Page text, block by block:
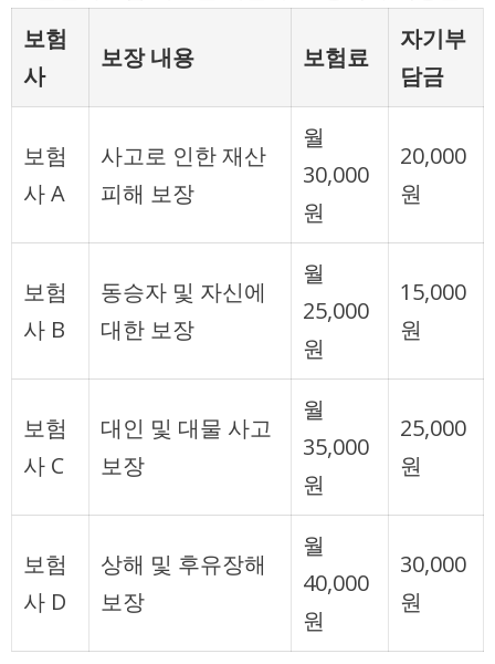
보험
사
보장 내용 보험료
자기부
담금
보험
사 A
사고로 인한 재산
피해 보장
월
30,000
원
20,000
원
보험
사 B
동승자 및 자신에
대한 보장
월
25,000
원
15,000
원
보험
사 C
대인 및 대물 사고
보장
월
35,000
원
25,000
원
보험
사 D
상해 및 후유장해
보장
월
40,000
원
30,000
원